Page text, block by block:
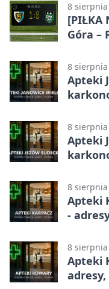
8
[PIŁKA
Góra –
8
Apteki
8
Apteki
8
Apteki
-
8
Apteki